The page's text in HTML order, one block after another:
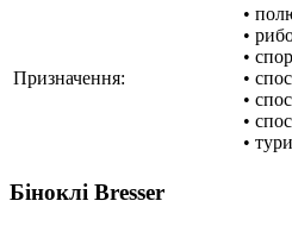
Призначення:
•
•
•
•
•
•
•
Біноклі Bresser